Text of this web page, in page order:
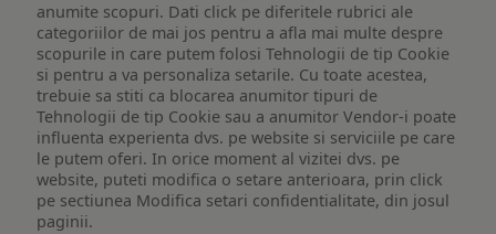
anumite scopuri. Dati click pe diferitele rubrici ale
categoriilor de mai jos pentru a afla mai multe despre
scopurile in care putem folosi Tehnologii de tip Cookie
si pentru a va personaliza setarile. Cu toate acestea,
trebuie sa stiti ca blocarea anumitor tipuri de
Tehnologii de tip Cookie sau a anumitor Vendor-i poate
influenta experienta dvs. pe website si serviciile pe care
le putem oferi. In orice moment al vizitei dvs. pe
website, puteti modifica o setare anterioara, prin click
pe sectiunea Modifica setari confidentialitate, din josul
paginii.